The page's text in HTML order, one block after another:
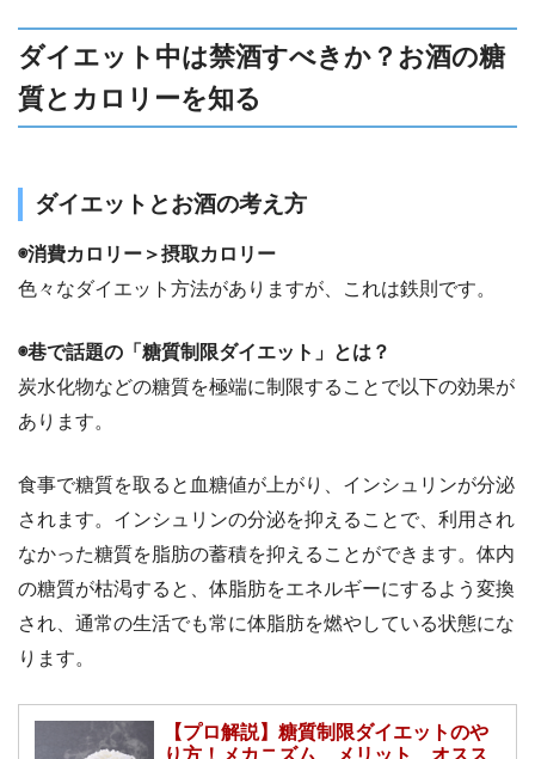
ダイエット中は禁酒すべきか？お酒の糖
質とカロリーを知る
ダイエットとお酒の考え方
◉消費カロリー＞摂取カロリー
色々なダイエット方法がありますが、これは鉄則です。
◉巷で話題の「糖質制限ダイエット」とは？
炭水化物などの糖質を極端に制限することで以下の効果が
あります。
食事で糖質を取ると血糖値が上がり、インシュリンが分泌
されます。インシュリンの分泌を抑えることで、利用され
なかった糖質を脂肪の蓄積を抑えることができます。体内
の糖質が枯渇すると、体脂肪をエネルギーにするよう変換
され、通常の生活でも常に体脂肪を燃やしている状態にな
ります。
【プロ解説】糖質制限ダイエットのや
り方！メカニズム、メリット、オスス